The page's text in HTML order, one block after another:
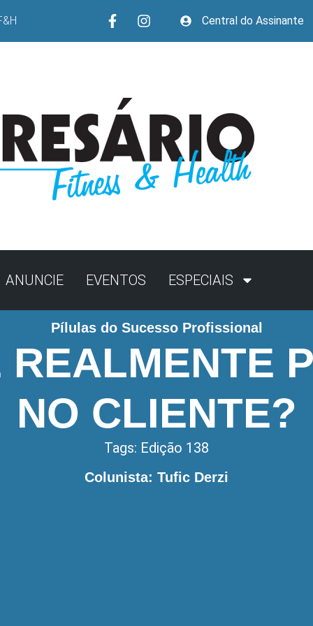
Central do Assinante
ANUNCIE EVENTOS ESPECIAIS
Pílulas do Sucesso Profissional
REALMENTE
NO CLIENTE?
Tags: Edição 138
Colunista: Tufic Derzi